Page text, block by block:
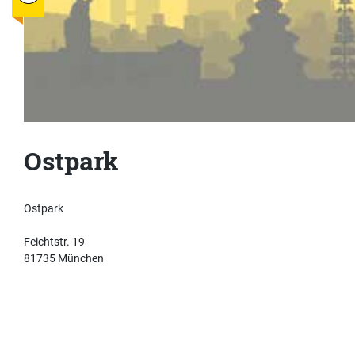
Ostpark
Ostpark
Feichtstr. 19
81735 München